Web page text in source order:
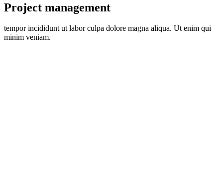
Project management
tempor incididunt ut labor culpa dolore magna aliqua. Ut enim qui
minim veniam.